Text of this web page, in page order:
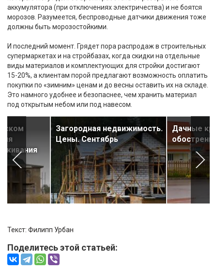
аккумулятора (при отключениях электричества) и не боятся
морозов. Разумеется, беспроводные датчики движения тоже
должны быть морозостойкими.
И последний момент. Грядет пора распродаж в строительных
супермаркетах и на стройбазах, когда скидки на отдельные
виды материалов и комплектующих для стройки достигают
15-20%, а клиентам порой предлагают возможность оплатить
покупки по «зимним» ценам и до весны оставить их на складе.
Это намного удобнее и безопаснее, чем хранить материал
под открытым небом или под навесом.
Загородная недвижимость.
Цены. Сентябрь
Дачные
Текст: Филипп Урбан
Поделитесь этой статьей: